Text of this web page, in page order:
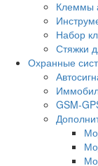
Клеммы
Набор
Стяжки
Охранные
GSM-